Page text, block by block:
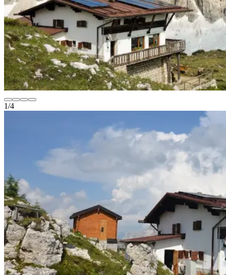
1/4